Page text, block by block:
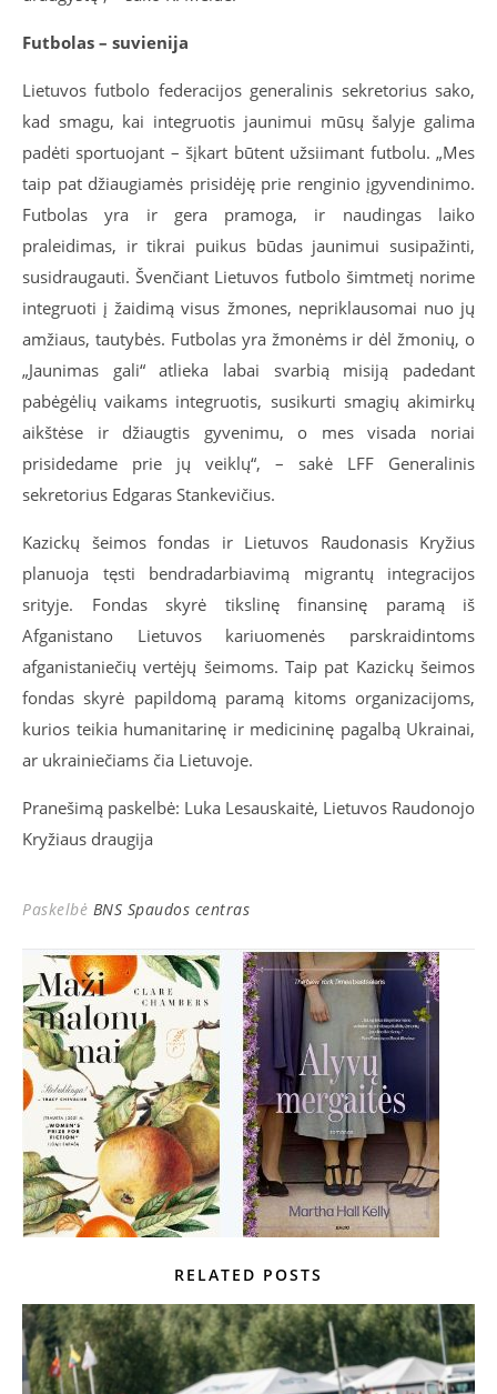
Futbolas – suvienija
Lietuvos futbolo federacijos generalinis sekretorius sako,
kad smagu, kai integruotis jaunimui mūsų šalyje galima
padėti sportuojant – šįkart būtent užsiimant futbolu. „Mes
taip pat džiaugiamės prisidėję prie renginio įgyvendinimo.
Futbolas yra ir gera pramoga, ir naudingas laiko
praleidimas, ir tikrai puikus būdas jaunimui susipažinti,
susidraugauti. Švenčiant Lietuvos futbolo šimtmetį norime
integruoti į žaidimą visus žmones, nepriklausomai nuo jų
amžiaus, tautybės. Futbolas yra žmonėms ir dėl žmonių, o
„Jaunimas gali“ atlieka labai svarbią misiją padedant
pabėgėlių vaikams integruotis, susikurti smagių akimirkų
aikštėse ir džiaugtis gyvenimu, o mes visada noriai
prisidedame prie jų veiklų“, – sakė LFF Generalinis
sekretorius Edgaras Stankevičius.
Kazickų šeimos fondas ir Lietuvos Raudonasis Kryžius
planuoja tęsti bendradarbiavimą migrantų integracijos
srityje. Fondas skyrė tikslinę finansinę paramą iš
Afganistano Lietuvos kariuomenės parskraidintoms
afganistaniečių vertėjų šeimoms. Taip pat Kazickų šeimos
fondas skyrė papildomą paramą kitoms organizacijoms,
kurios teikia humanitarinę ir medicininę pagalbą Ukrainai,
ar ukrainiečiams čia Lietuvoje.
Pranešimą paskelbė: Luka Lesauskaitė, Lietuvos Raudonojo
Kryžiaus draugija
Paskelbė BNS Spaudos centras
RELATED POSTS